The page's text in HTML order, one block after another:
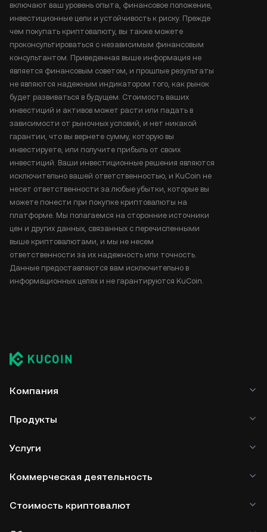
включают ваш уровень опыта, финансовое положение,
инвестиционные цели и устойчивость к риску. Прежде
чем покупать криптовалюту, вы также можете
проконсультироваться с независимым финансовым
консультантом. Приведенная выше информация не
является финансовым советом, и прошлые результаты
не являются надежным индикатором того, как рынок
будет развиваться в будущем. Стоимость ваших
инвестиций и активов может расти или падать в
зависимости от рыночных условий, и нет никакой
гарантии, что вы вернете сумму, которую вы
инвестируете, или получите прибыль от своих
инвестиций. Ваши инвестиционные решения являются
исключительно вашей ответственностью, и KuCoin не
несет ответственности за любые убытки, которые вы
можете понести при покупке криптовалюты на
платформе. Мы полагаемся на сторонние источники
цен и других данных, связанных с перечисленными
выше криптовалютами, и мы не несем
ответственности за их надежность или точность.
Данные предоставляются вам исключительно в
информационных целях и не гарантируются KuCoin.
Компания
Продукты
Услуги
Коммерческая деятельность
Стоимость криптовалют